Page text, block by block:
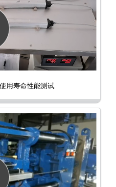
用寿命性能测试